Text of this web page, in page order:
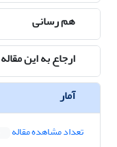
هم رسانی
ارجاع به این مقاله
آمار
تعداد مشاهده مقاله